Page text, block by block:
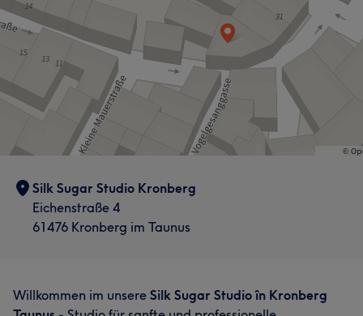
Silk Sugar Studio Kronberg
Eichenstraße 4
61476 Kronberg im Taunus
Willkommen im unsere Silk Sugar Studio în Kronberg